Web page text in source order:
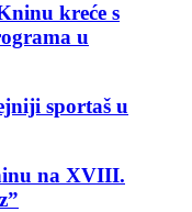
kreće s
u
sportaš u
na XVIII.